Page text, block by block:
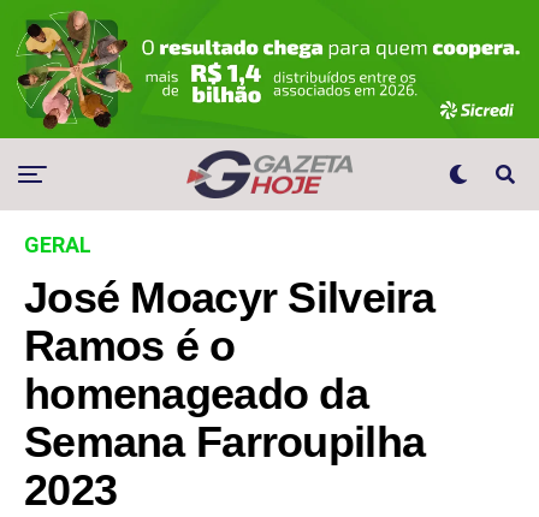
GERAL
José Moacyr Silveira
Ramos é o
homenageado da
Semana Farroupilha
2023